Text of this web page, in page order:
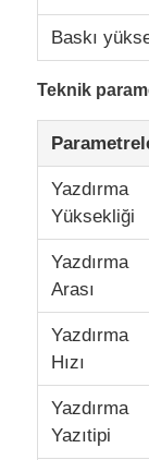
CO2 Lazer
UV Lazer
Tj
Endüstriyel
Kısayol
Endüstriyel
Baskı
Teknik
Yazdırma
Yüksekliği
Yazdırma
Arası
Yazdırma
Hızı
Yazdırma
Yazıtipi